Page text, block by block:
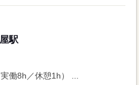
駅
働8h／休憩1h） ...